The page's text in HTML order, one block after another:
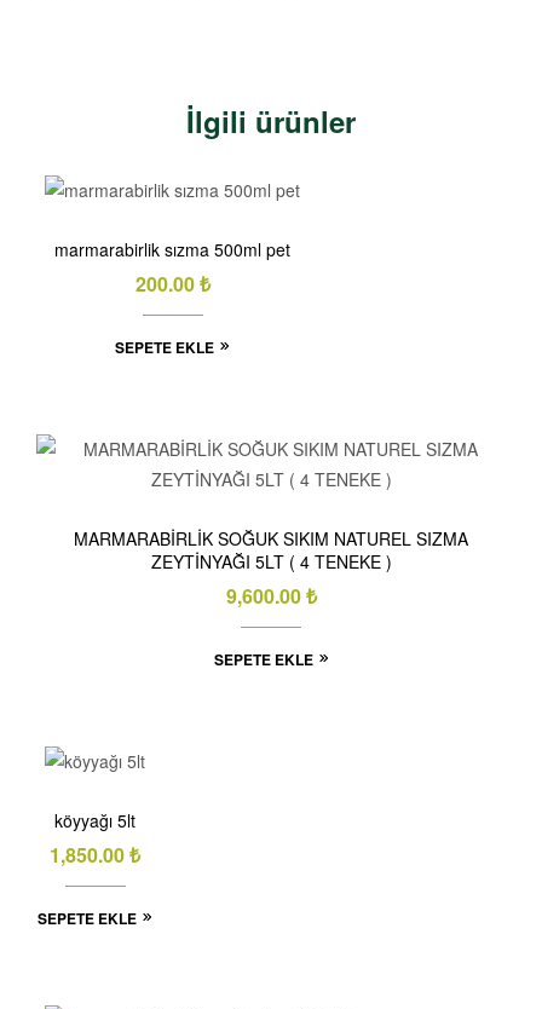
İlgili ürünler
marmarabirlik sızma 500ml pet
200.00₺
SEPETE EKLE
MARMARABİRLİK SOĞUK SIKIM NATUREL SIZMA
ZEYTİNYAĞI 5LT ( 4 TENEKE )
9,600.00₺
SEPETE EKLE
köyyağı 5lt
1,850.00₺
SEPETE EKLE